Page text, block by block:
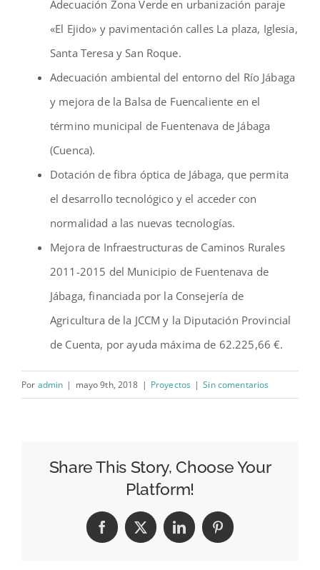
Adecuación Zona Verde en urbanización paraje
«El Ejido» y pavimentación calles La plaza, Iglesia,
Santa Teresa y San Roque.
Adecuación ambiental del entorno del Río Jábaga
y mejora de la Balsa de Fuencaliente en el
término municipal de Fuentenava de Jábaga
(Cuenca).
Dotación de fibra óptica de Jábaga, que permita
el desarrollo tecnológico y el acceder con
normalidad a las nuevas tecnologías.
Mejora de Infraestructuras de Caminos Rurales
2011-2015 del Municipio de Fuentenava de
Jábaga, financiada por la Consejería de
Agricultura de la JCCM y la Diputación Provincial
de Cuenta, por ayuda máxima de 62.225,66 €.
Por admin | mayo 9th, 2018 | Proyectos | Sin comentarios
Share This Story, Choose Your
Platform!
Facebook
X LinkedInPinterest